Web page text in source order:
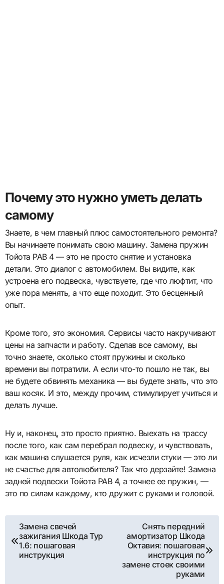
Почему это нужно уметь делать
самому
Знаете, в чем главный плюс самостоятельного ремонта?
Вы начинаете понимать свою машину. Замена пружин
Тойота РАВ 4 — это не просто снятие и установка
детали. Это диалог с автомобилем. Вы видите, как
устроена его подвеска, чувствуете, где что люфтит, что
уже пора менять, а что еще походит. Это бесценный
опыт.
Кроме того, это экономия. Сервисы часто накручивают
цены на запчасти и работу. Сделав все самому, вы
точно знаете, сколько стоят пружины и сколько
времени вы потратили. А если что-то пошло не так, вы
не будете обвинять механика — вы будете знать, что это
ваш косяк. И это, между прочим, стимулирует учиться и
делать лучше.
Ну и, наконец, это просто приятно. Выехать на трассу
после того, как сам перебрал подвеску, и чувствовать,
как машина слушается руля, как исчезли стуки — это ли
не счастье для автолюбителя? Так что дерзайте! Замена
задней подвески Тойота РАВ 4, а точнее ее пружин, —
это по силам каждому, кто дружит с руками и головой.
Навигация
по
записям
Замена свечей
зажигания Шкода Тур
1.6: пошаговая
инструкция
Снять передний
амортизатор Шкода
Октавия: пошаговая
инструкция по
замене стоек своими
руками